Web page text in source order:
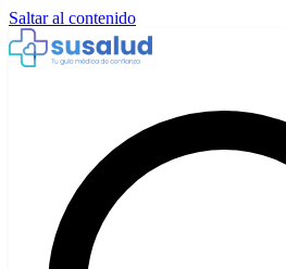
Saltar al contenido